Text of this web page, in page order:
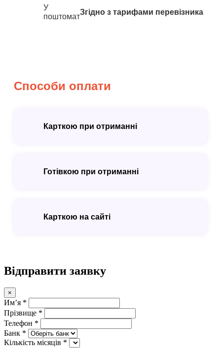
У
поштомат
Згідно з тарифами перевізника
Способи оплати
Карткою при отриманні
Готівкою при отриманні
Карткою на сайті
Відправити заявку
×
Имʼя *
Прізвище *
Телефон *
Банк *
Кількість місяців *